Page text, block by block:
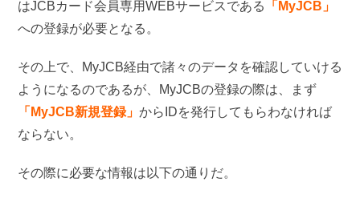
はJCBカード会員専用WEBサービスである
「MyJCB」
への登録が必要となる。
その上で、MyJCB経由で諸々のデータを確認していける
ようになるのであるが、MyJCBの登録の際は、まず
「MyJCB新規登録」 からIDを発行してもらわなければ
ならない。
その際に必要な情報は以下の通りだ。